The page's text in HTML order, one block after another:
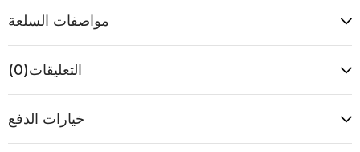
مواصفات السلعة
التعليقات(0)
خيارات الدفع